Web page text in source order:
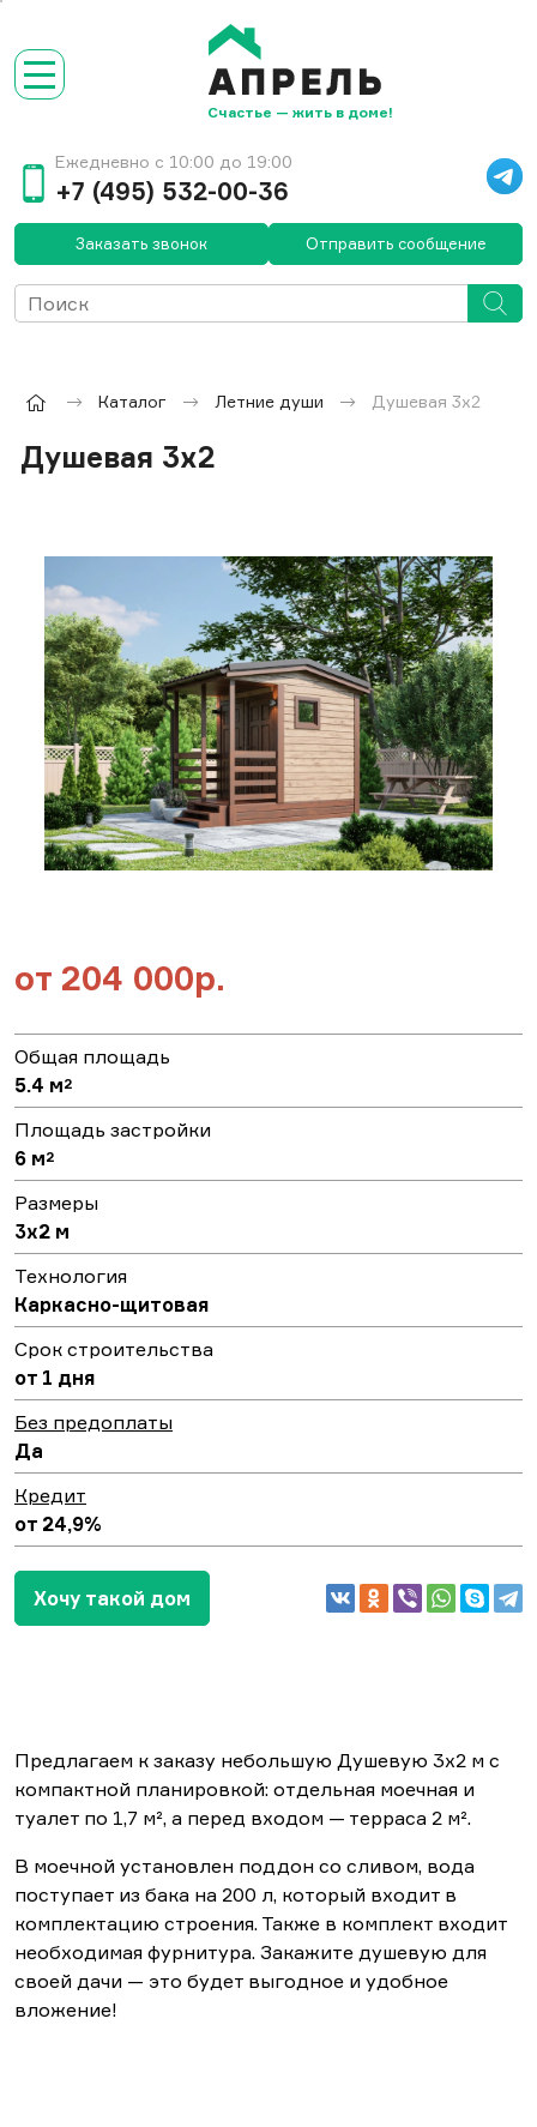
Счастье — жить в доме!
Ежедневно с 10:00 до 19:00
+7 (495) 532-00-36
Заказать звонок Отправить сообщение
Каталог Летние души Душевая 3х2
Душевая 3х2
от 204 000р.
Общая площадь
5.4 м2
Площадь застройки
6 м2
Размеры
3х2 м
Технология
Каркасно-щитовая
Срок строительства
от 1 дня
Без предоплаты
Да
Кредит
от 24,9%
Хочу такой дом
Предлагаем к заказу небольшую Душевую 3х2 м с
компактной планировкой: отдельная моечная и
туалет по 1,7 м², а перед входом — терраса 2 м².
В моечной установлен поддон со сливом, вода
поступает из бака на 200 л, который входит в
комплектацию строения. Также в комплект входит
необходимая фурнитура. Закажите душевую для
своей дачи — это будет выгодное и удобное
вложение!